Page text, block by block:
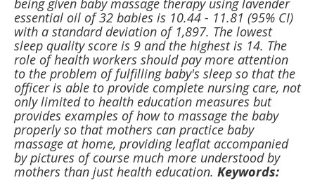
being given baby massage therapy using lavender
essential oil of 32 babies is 10.44 - 11.81 (95% CI)
with a standard deviation of 1,897. The lowest
sleep quality score is 9 and the highest is 14. The
role of health workers should pay more attention
to the problem of fulfilling baby's sleep so that the
officer is able to provide complete nursing care, not
only limited to health education measures but
provides examples of how to massage the baby
properly so that mothers can practice baby
massage at home, providing leaflat accompanied
by pictures of course much more understood by
mothers than just health education. Keywords: